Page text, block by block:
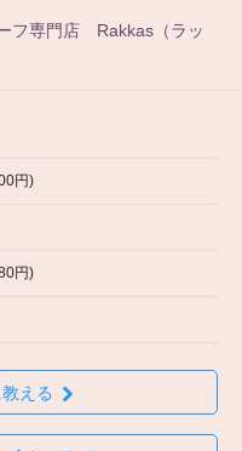
フ専門店 Rakkas（ラッ
円)
円)
える